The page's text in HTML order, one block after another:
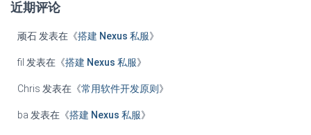
近期评论
顽石 发表在《搭建 Nexus 私服》
fil 发表在《搭建 Nexus 私服》
Chris 发表在《常用软件开发原则 》
ba 发表在《搭建 Nexus 私服》